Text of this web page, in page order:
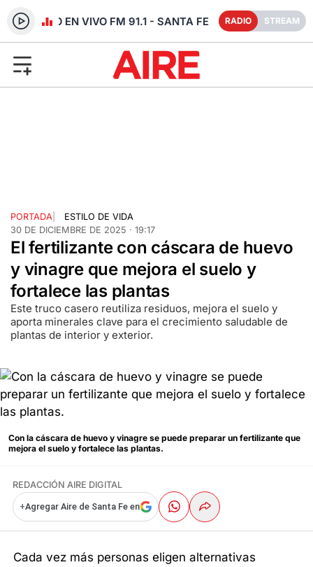
RADIO EN VIVO FM 91.1 - SANTA FE RADIO STREAM
PORTADA
ESTILO DE VIDA
30 DE DICIEMBRE DE 2025 · 19:17
El fertilizante con cáscara de huevo
y vinagre que mejora el suelo y
fortalece las plantas
Este truco casero reutiliza residuos, mejora el suelo y
aporta minerales clave para el crecimiento saludable de
plantas de interior y exterior.
Con la cáscara de huevo y vinagre se puede preparar un fertilizante que
mejora el suelo y fortalece las plantas.
REDACCIÓN AIRE DIGITAL
+Agregar Aire de Santa Fe en
Cada vez más personas eligen alternativas